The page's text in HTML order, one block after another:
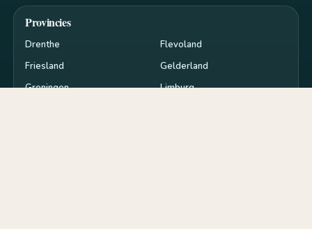
Provincies
Drenthe
Flevoland
Friesland
Gelderland
Groningen
Limburg